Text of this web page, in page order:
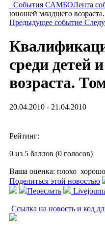
События САМБОЛента
юношей младшего
Предыдущее событие
среди детей
возраста.
20.04.2010 - 21.04.2010
Рейтинг:
0 из 5 баллов (0 голосов)
Ваша оценка: плохо хорошо
Поделиться этой новостью
Переслать
Ссылка на новость и код